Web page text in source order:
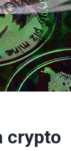
crypto